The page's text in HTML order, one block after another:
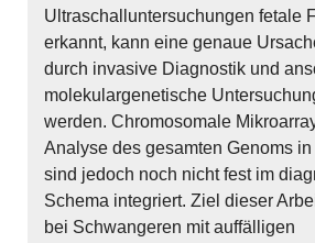
Ultraschalluntersuchungen fetale
erkannt, kann eine genaue
durch invasive Diagnostik und
molekulargenetische
werden. Chromosomale
Analyse des gesamten Genoms
sind jedoch noch nicht fest im
Schema integriert. Ziel dieser
bei Schwangeren mit auffälligen